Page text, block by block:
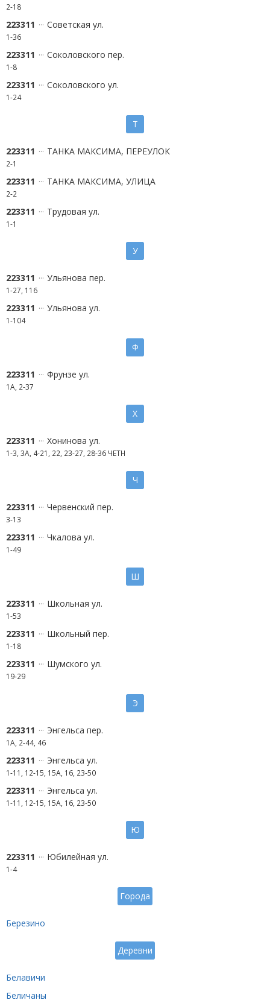
2-18
223311 Советская ул.
1-36
223311 Соколовского пер.
1-8
223311 Соколовского ул.
1-24
Т
223311 ТАНКА МАКСИМА, ПЕРЕУЛОК
2-1
223311 ТАНКА МАКСИМА, УЛИЦА
2-2
223311 Трудовая ул.
1-1
У
223311 Ульянова пер.
1-27, 116
223311 Ульянова ул.
1-104
Ф
223311 Фрунзе ул.
1А, 2-37
Х
223311 Хонинова ул.
1-3, 3А, 4-21, 22, 23-27, 28-36 ЧЕТН
Ч
223311 Червенский пер.
3-13
223311 Чкалова ул.
1-49
Ш
223311 Школьная ул.
1-53
223311 Школьный пер.
1-18
223311 Шумского ул.
19-29
Э
223311 Энгельса пер.
1А, 2-44, 46
223311 Энгельса ул.
1-11, 12-15, 15А, 16, 23-50
223311 Энгельса ул.
1-11, 12-15, 15А, 16, 23-50
Ю
223311 Юбилейная ул.
1-4
Города
Березино
Деревни
Белавичи
Беличаны